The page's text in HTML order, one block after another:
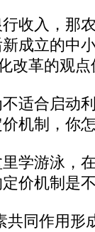
入，那
成立的中
改革的观
合启动
机制，你
游泳，
价机制是
同作用形